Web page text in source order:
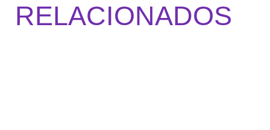
RELACIONADOS